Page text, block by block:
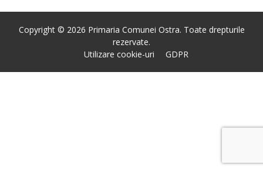
Copyright © 2026 Primaria Comunei Ostra. Toate drepturile
rezervate.
Utilizare cookie-uri
GDPR